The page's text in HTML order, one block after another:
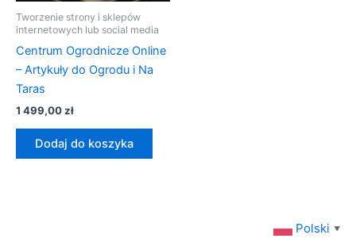
Tworzenie strony i sklepów
internetowych lub social media
Centrum Ogrodnicze Online
– Artykuły do Ogrodu i Na
Taras
1 499,00zł
Dodaj do koszyka
Polski ▼